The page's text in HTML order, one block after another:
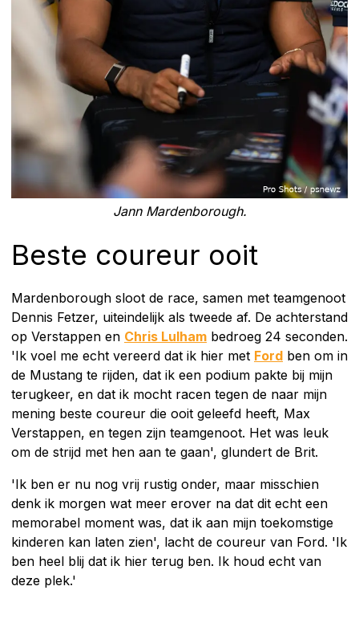
Jann Mardenborough.
Beste coureur ooit
Mardenborough sloot de race, samen met teamgenoot
Dennis Fetzer, uiteindelijk als tweede af. De achterstand
op Verstappen en Chris Lulham bedroeg 24 seconden.
'Ik voel me echt vereerd dat ik hier met Ford ben om in
de Mustang te rijden, dat ik een podium pakte bij mijn
terugkeer, en dat ik mocht racen tegen de naar mijn
mening beste coureur die ooit geleefd heeft, Max
Verstappen, en tegen zijn teamgenoot. Het was leuk
om de strijd met hen aan te gaan', glundert de Brit.
'Ik ben er nu nog vrij rustig onder, maar misschien
denk ik morgen wat meer erover na dat dit echt een
memorabel moment was, dat ik aan mijn toekomstige
kinderen kan laten zien', lacht de coureur van Ford. 'Ik
ben heel blij dat ik hier terug ben. Ik houd echt van
deze plek.'